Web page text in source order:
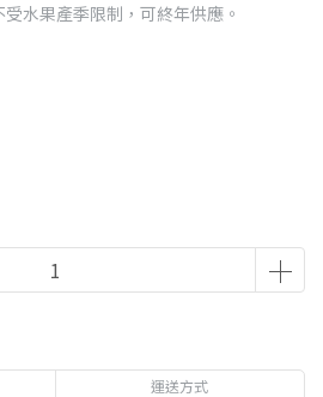
水果產季限制，可終年供應。
運送方式